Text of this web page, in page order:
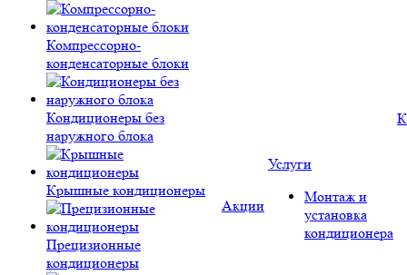
Компрессорно-
конденсаторные блоки
Кондиционеры без
наружного блока
Крышные кондиционеры
Прецизионные
кондиционеры
Акции
Услуги
Монтаж и
установка
кондиционера